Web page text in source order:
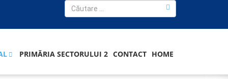
PRIMĂRIA SECTORULUI 2 CONTACT HOME